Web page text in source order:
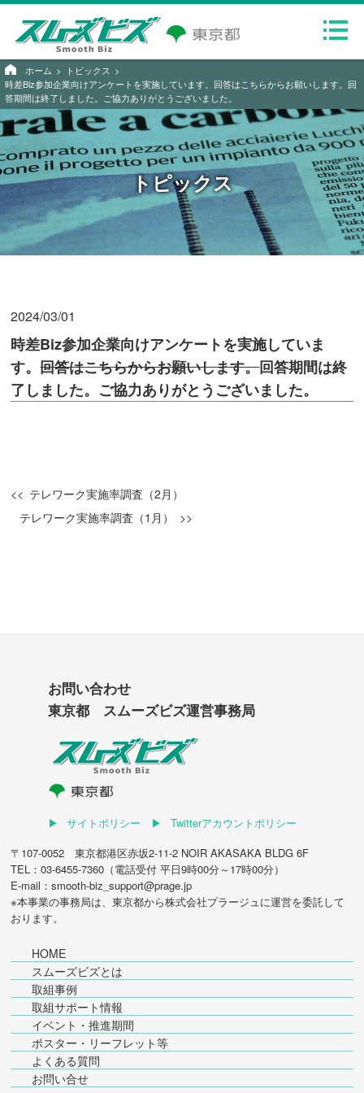
ホーム
トピックス
時差Biz参加企業向けアンケートを実施しています。回答はこちらからお願いします。回
答期間は終了しました。ご協力ありがとうございました。
トピックス
2024/03/01
時差Biz参加企業向けアンケートを実施していま
す。回答はこちらからお願いします。回答期間は終
了しました。ご協力ありがとうございました。
テレワーク実施率調査（2月）
テレワーク実施率調査（1月）
お問い合わせ
東京都 スムーズビズ運営事務局
サイトポリシー
Twitterアカウントポリシー
〒107-0052 東京都港区赤坂2-11-2 NOIR AKASAKA BLDG 6F
TEL：03-6455-7360（電話受付 平日9時00分～17時00分）
E-mail：smooth-biz_support@prage.jp
※本事業の事務局は、東京都から株式会社プラージュに運営を委託して
おります。
HOME
スムーズビズとは
取組事例
取組サポート情報
イベント・推進期間
ポスター・リーフレット等
よくある質問
お問い合せ